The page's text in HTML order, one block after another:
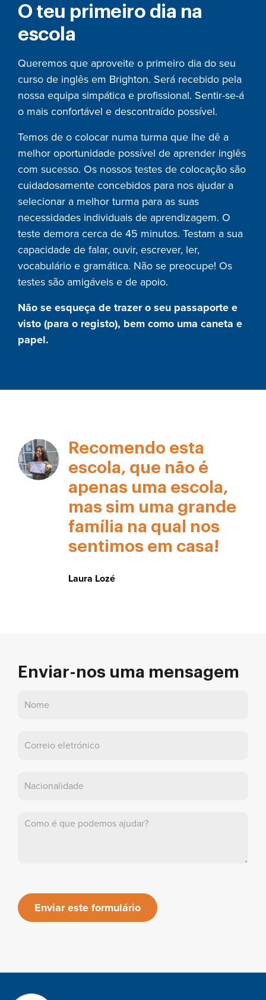
O teu primeiro dia na
escola
Queremos que aproveite o primeiro dia do seu
curso de inglês em Brighton. Será recebido pela
nossa equipa simpática e profissional. Sentir-se-á
o mais confortável e descontraído possível.
Temos de o colocar numa turma que lhe dê a
melhor oportunidade possível de aprender inglês
com sucesso. Os nossos testes de colocação são
cuidadosamente concebidos para nos ajudar a
selecionar a melhor turma para as suas
necessidades individuais de aprendizagem. O
teste demora cerca de 45 minutos. Testam a sua
capacidade de falar, ouvir, escrever, ler,
vocabulário e gramática. Não se preocupe! Os
testes são amigáveis e de apoio.
Não se esqueça de trazer o seu passaporte e
visto (para o registo), bem como uma caneta e
papel.
Recomendo esta
escola, que não é
apenas uma escola,
mas sim uma grande
família na qual nos
sentimos em casa!
Laura Lozé
Enviar-nos uma mensagem
Contactar-
Enviar este formulário